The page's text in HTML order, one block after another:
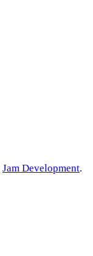
Jam Development.